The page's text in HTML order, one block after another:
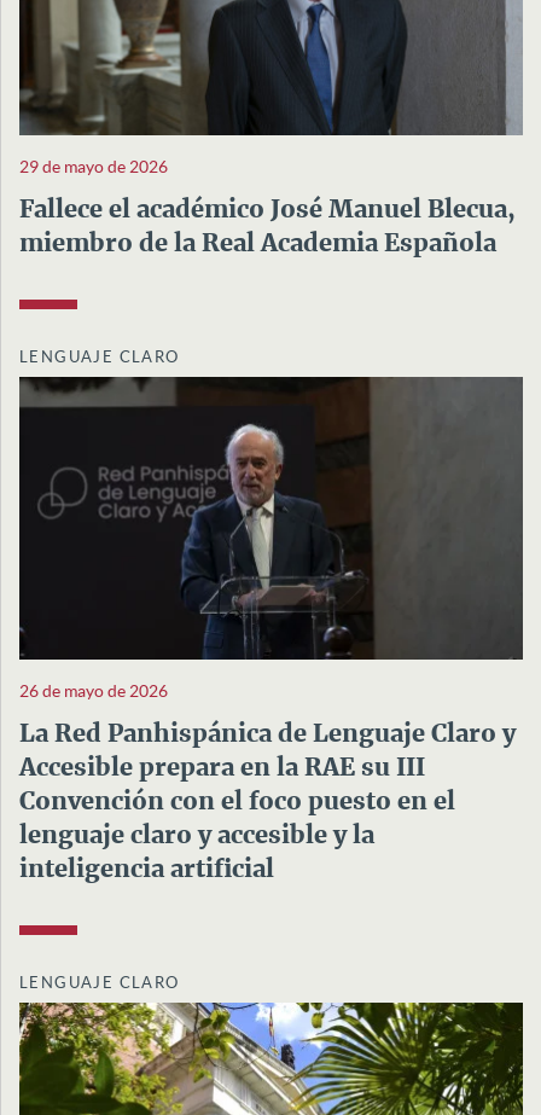
29 de mayo de 2026
Fallece el académico José Manuel Blecua,
miembro de la Real Academia Española
LENGUAJE CLARO
26 de mayo de 2026
La Red Panhispánica de Lenguaje Claro y
Accesible prepara en la RAE su III
Convención con el foco puesto en el
lenguaje claro y accesible y la
inteligencia artificial
LENGUAJE CLARO